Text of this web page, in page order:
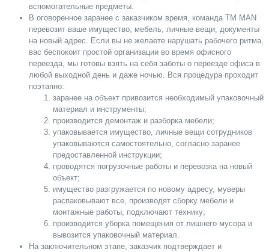
вспомогательные предметы.
В оговоренное заранее с заказчиком время, команда TM MAN
перевозит ваше имущество, мебель, личные вещи, документы
на новый адрес. Если вы не желаете нарушать рабочего ритма,
вас беспокоит простой организации во время офисного
переезда, мы готовы взять на себя заботы о переезде офиса в
любой выходной день и даже ночью. Вся процедура проходит
поэтапно:
заранее на объект привозится необходимый упаковочный
материал и инструменты;
производится демонтаж и разборка мебели;
упаковывается имущество, личные вещи сотрудников
упаковываются самостоятельно, согласно заранее
предоставленной инструкции;
проводятся погрузочные работы и перевозка на новый
объект;
имущество разгружается по новому адресу, муверы
распаковывают все, производят сборку мебели и
монтажные работы, подключают технику;
производится уборка помещения от лишнего мусора и
вывозится упаковочный материал.
На заключительном этапе, заказчик подтверждает и